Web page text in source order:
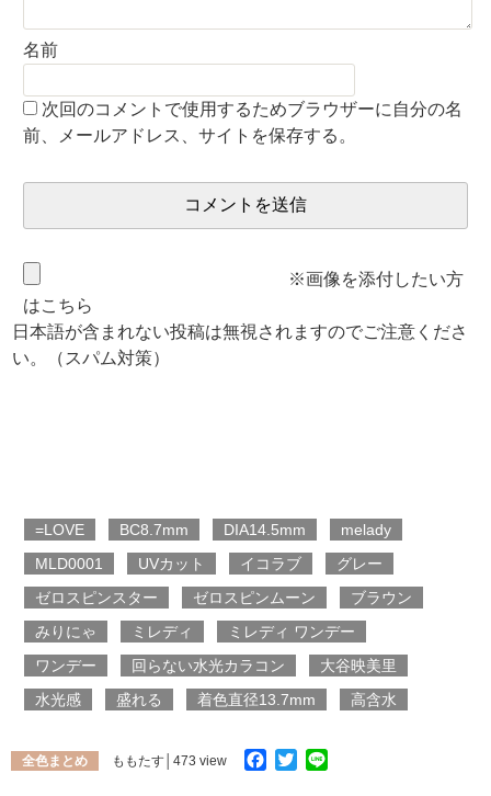
名前
次回のコメントで使用するためブラウザーに自分の名
前、メールアドレス、サイトを保存する。
※画像を添付したい方
はこちら
日本語が含まれない投稿は無視されますのでご注意くださ
い。（スパム対策）
=LOVE BC8.7mm DIA14.5mm
melady
MLD0001
UVカット イコラブ
グレー
ゼロスピンスター
ゼロスピンムーン
ブラウン
みりにゃ
ミレディ
ミレディ ワンデー
ワンデー
回らない水光カラコン
大谷映美里
水光感
盛れる 着色直径13.7mm 高含水
全色まとめ ももたす │473 view Facebook
Twitter